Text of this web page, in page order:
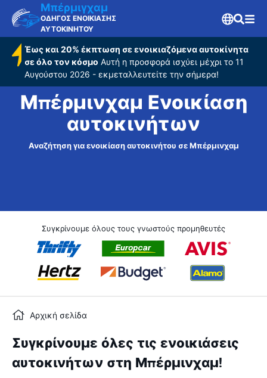
Μπέρμιγχαμ
ΟΔΗΓΟΣ ΕΝΟΙΚΙΑΣΗΣ
ΑΥΤΟΚΙΝΗΤΟΥ
Έως και 20% έκπτωση σε ενοικιαζόμενα αυτοκίνητα
σε όλο τον κόσμο Αυτή η προσφορά ισχύει μέχρι το 11
Αυγούστου 2026 - εκμεταλλευτείτε την σήμερα!
Μπέρμινχαμ Ενοικίαση
αυτοκινήτων
Αναζήτηση για ενοικίαση αυτοκινήτου σε Μπέρμινχαμ
Συγκρίνουμε όλους τους γνωστούς προμηθευτές
Αρχική σελίδα
Συγκρίνουμε όλες τις ενοικιάσεις
αυτοκινήτων στη Μπέρμινχαμ!